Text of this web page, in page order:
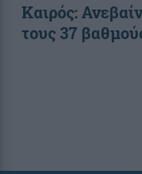
Καιρός:
τους 37